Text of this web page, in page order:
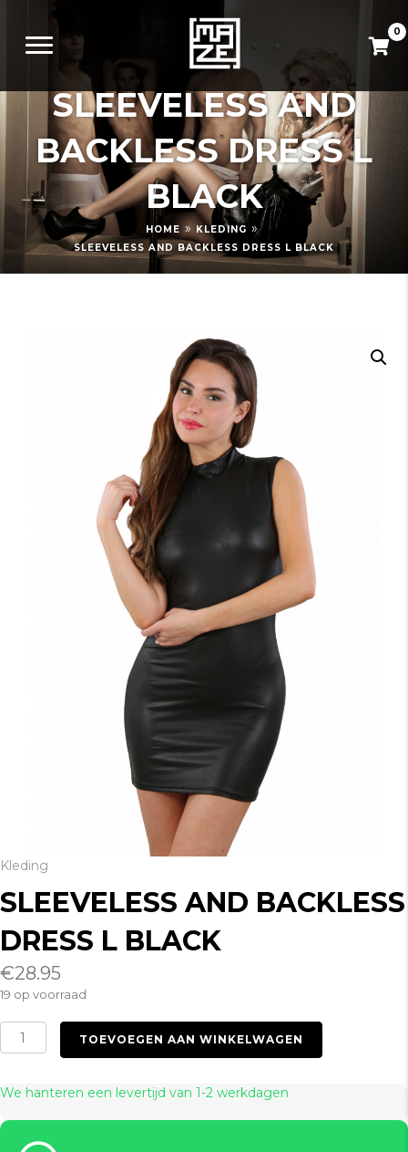
0
SLEEVELESS AND
BACKLESS DRESS L
BLACK
HOME » KLEDING »
SLEEVELESS AND BACKLESS DRESS L BLACK
Kleding
SLEEVELESS AND BACKLESS
DRESS L BLACK
€28.95
19 op voorraad
Sleeveless
and
Dress
L
Black
aantal
TOEVOEGEN AAN WINKELWAGEN
We hanteren een levertijd van 1-2 werkdagen